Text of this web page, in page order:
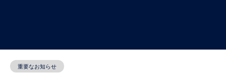
重要なお知らせ